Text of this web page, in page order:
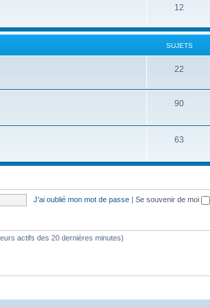
12
SUJETS
22
90
63
J’ai oublié mon mot de passe | Se souvenir de moi
actifs des 20 dernières minutes)